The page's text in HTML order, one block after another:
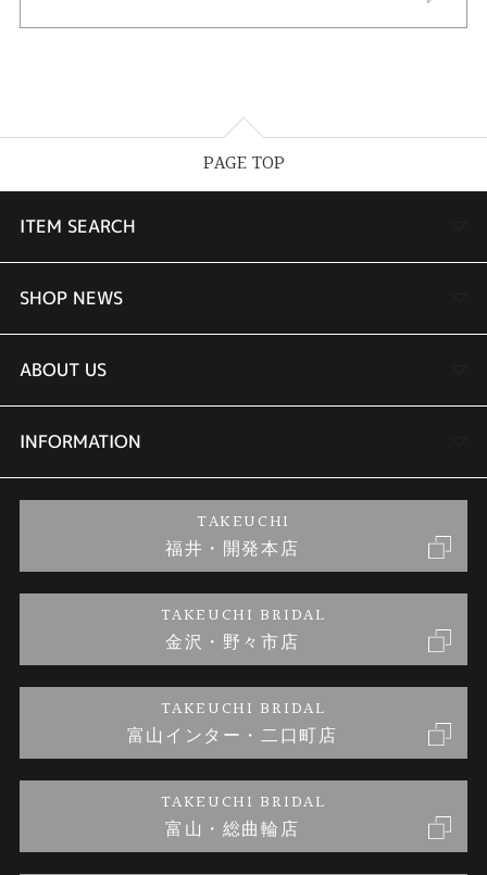
PAGE TOP
ITEM SEARCH
婚約指輪
結婚指輪
セットリング
婚約ネックレス
金・プラチナのお取引
SHOP NEWS
TAKEUCHI BRIDAL金沢本店情報
商品一覧
ブランドリスト
金澤指輪工房｜手作りペアリング
金澤指輪工房｜手作り結婚指輪 and 婚約指輪
金澤指輪工房｜手作り婚約指輪プロポーズプラン
ABOUT US
会社概要
お客様の声
INFORMATION
プライバシーポリシー
TAKEUCHI
福井・開発本店
TAKEUCHI BRIDAL
金沢・野々市店
TAKEUCHI BRIDAL
富山インター・二口町店
TAKEUCHI BRIDAL
富山・総曲輪店